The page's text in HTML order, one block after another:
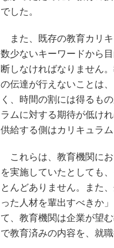
でした。
また、既存の教育カリキ
数少ないキーワードから
断しなければなりません
の伝達が行えないことは
く、時間の割には得るも
ラムに対する期待が低け
供給する側はカリキュラ
これらは、教育機関に
を実施していたとしても
とんどありません。また
った人材を輩出すべきか
て、教育機関は企業が望
で教育済みの内容を、就